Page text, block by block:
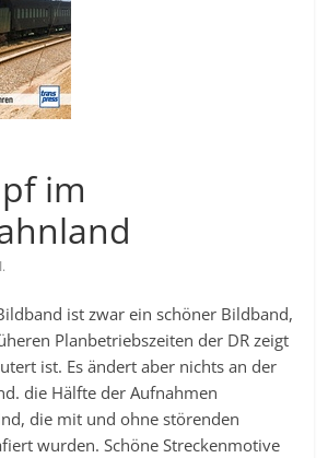
im
ist zwar ein schöner Bildband,
Planbetriebszeiten der DR zeigt
ist. Es ändert aber nichts an der
die Hälfte der Aufnahmen
die mit und ohne störenden
wurden. Schöne Streckenmotive